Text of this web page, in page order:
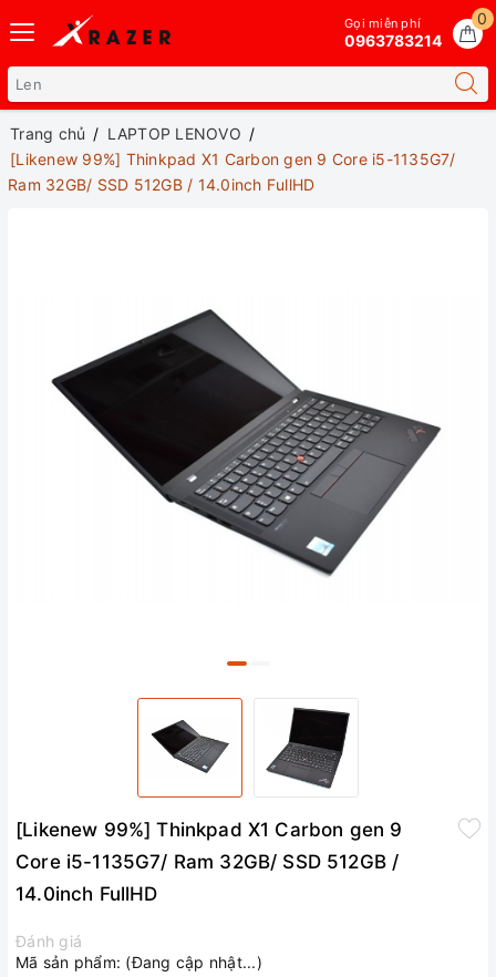
0
Gọi miễn phí
0963783214
Trang chủ
LAPTOP LENOVO
[Likenew 99%] Thinkpad X1 Carbon gen 9 Core i5-1135G7/
Ram 32GB/ SSD 512GB / 14.0inch FullHD
[Likenew 99%] Thinkpad X1 Carbon gen 9
Core i5-1135G7/ Ram 32GB/ SSD 512GB /
14.0inch FullHD
Đánh giá
Mã sản phẩm: (Đang cập nhật...)